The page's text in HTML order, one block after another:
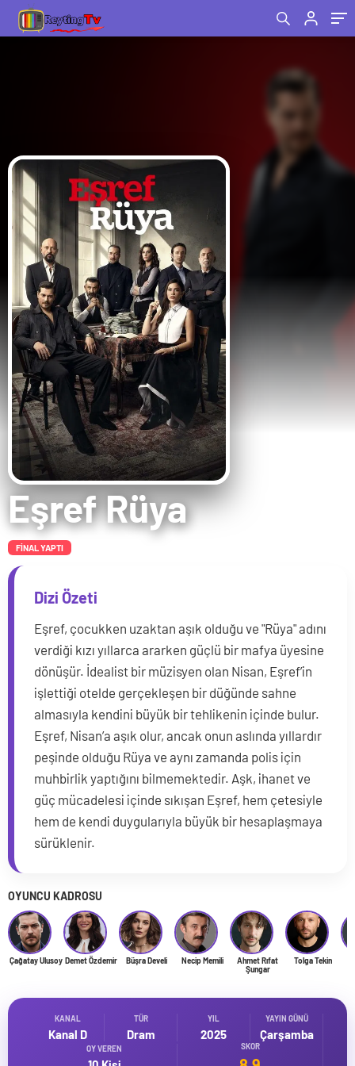
Eşref Rüya
FİNAL YAPTI
Dizi Özeti
Eşref, çocukken uzaktan aşık olduğu ve "Rüya" adını
verdiği kızı yıllarca ararken güçlü bir mafya üyesine
dönüşür. İdealist bir müzisyen olan Nisan, Eşref’in
işlettiği otelde gerçekleşen bir düğünde sahne
almasıyla kendini büyük bir tehlikenin içinde bulur.
Eşref, Nisan’a aşık olur, ancak onun aslında yıllardır
peşinde olduğu Rüya ve aynı zamanda polis için
muhbirlik yaptığını bilmemektedir. Aşk, ihanet ve
güç mücadelesi içinde sıkışan Eşref, hem çetesiyle
hem de kendi duygularıyla büyük bir hesaplaşmaya
sürüklenir.
OYUNCU KADROSU
Çağatay Ulusoy Demet Özdemir Büşra Develi Necip Memili
Ahmet Rıfat
Şungar
Tolga Tekin
KANAL
Kanal D
TÜR
Dram
YIL
2025
YAYIN GÜNÜ
Çarşamba
OY VEREN SKOR
Karakteriyle Diziye Dahil Oluyor!